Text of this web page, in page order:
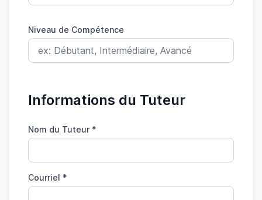
Niveau de Compétence
Informations du Tuteur
Nom du Tuteur *
Courriel *